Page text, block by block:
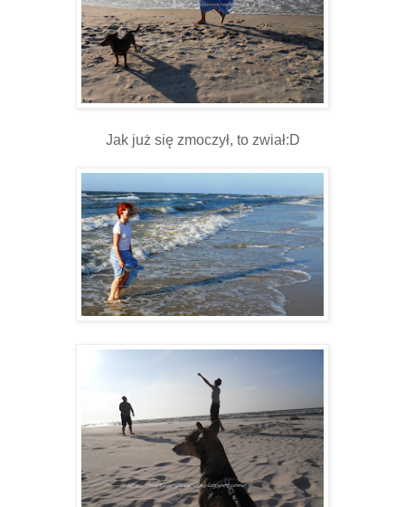
Jak już się zmoczył, to zwiał:D